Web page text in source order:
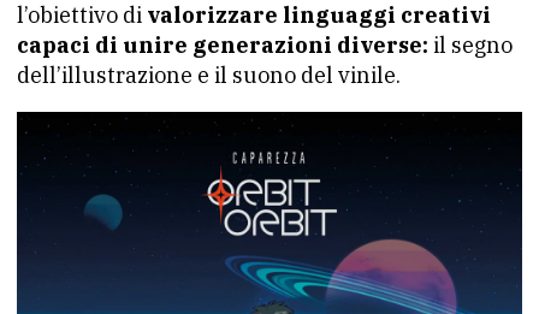
l’obiettivo di valorizzare linguaggi creativi
capaci di unire generazioni diverse: il segno
dell’illustrazione e il suono del vinile.